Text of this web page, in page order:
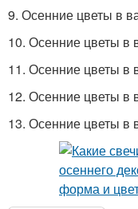
9. Осенние цветы в
10. Осенние цветы в
11. Осенние цветы в
12. Осенние цветы в
13. Осенние цветы в